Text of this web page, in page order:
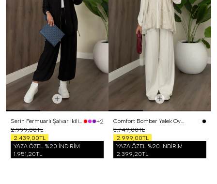
Serin Fermuarlı Şalvar İkili Takım Siyah
+2
2.999,00TL
2.439,00TL
YAZA ÖZEL %20 İNDİRİM
1.951,20TL
Comfort Bomber Yelek Oysh Üçlü Takım Beyaz
3.749,00TL
2.999,00TL
YAZA ÖZEL %20 İNDİRİM
2.399,20TL